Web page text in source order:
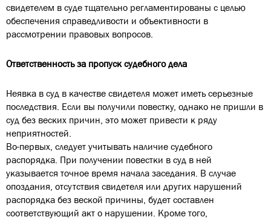
свидетелем в суде тщательно регламентированы с целью
обеспечения справедливости и объективности в
рассмотрении правовых вопросов.
Ответственность за пропуск судебного дела
Неявка в суд в качестве свидетеля может иметь серьезные
последствия. Если вы получили повестку, однако не пришли в
суд без веских причин, это может привести к ряду
неприятностей.
Во-первых, следует учитывать наличие судебного
распорядка. При получении повестки в суд в ней
указывается точное время начала заседания. В случае
опоздания, отсутствия свидетеля или других нарушений
распорядка без веской причины, будет составлен
соответствующий акт о нарушении. Кроме того,